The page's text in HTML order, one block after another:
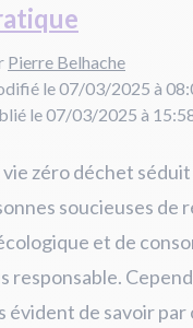
Pierre Belhache
le 07/03/2025 à
le 07/03/2025 à
vie zéro déchet
soucieuses de
et de
responsable.
évident de savoir par